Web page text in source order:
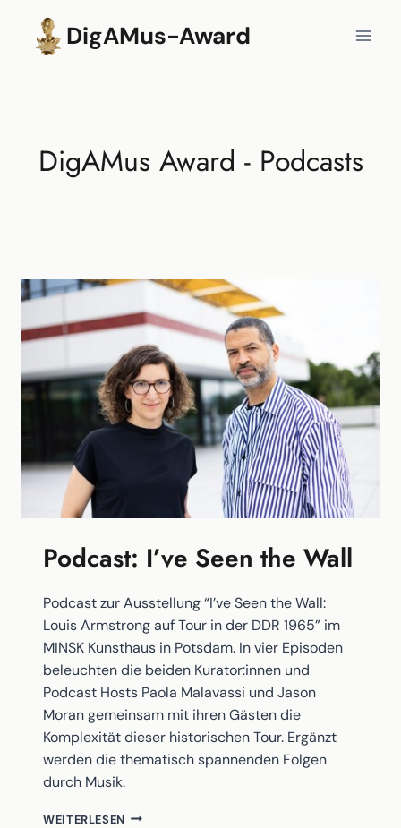
springen
DigAMus-Award
DigAMus Award - Podcasts
Podcast: I’ve Seen the Wall
Podcast zur Ausstellung “I’ve Seen the Wall:
Louis Armstrong auf Tour in der DDR 1965” im
MINSK Kunsthaus in Potsdam. In vier Episoden
beleuchten die beiden Kurator:innen und
Podcast Hosts Paola Malavassi und Jason
Moran gemeinsam mit ihren Gästen die
Komplexität dieser historischen Tour. Ergänzt
werden die thematisch spannenden Folgen
durch Musik.
WEITERLESEN PODCAST: